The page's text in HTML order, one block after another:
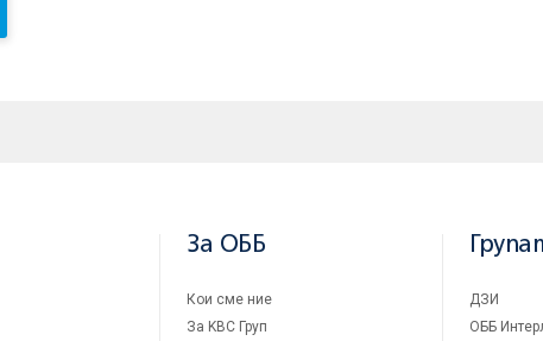
За ОББ
Кои сме ние
За KBC Груп
ДЗИ
ОББ